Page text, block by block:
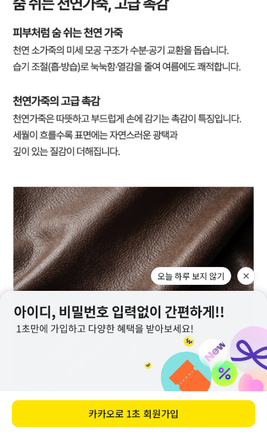
메뉴 홈 찜 장바구니 앱다운 마이